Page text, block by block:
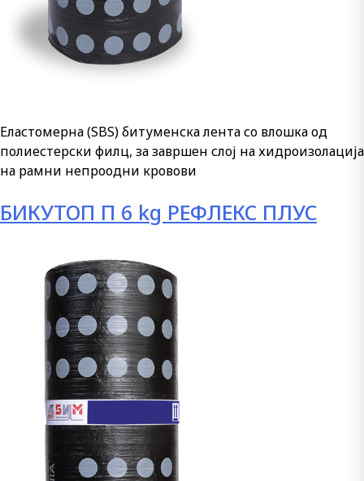
Еластомерна (SBS) битуменска лента со влошка од
полиестерски филц, за завршен слој на хидроизолација
на рамни непроодни кровови
БИКУТОП П 6 kg РЕФЛЕКС ПЛУС